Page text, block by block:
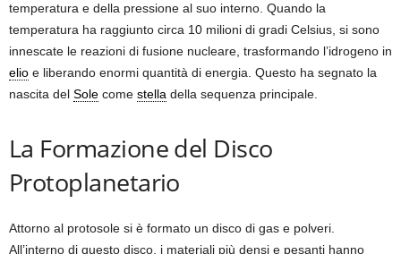
temperatura e della pressione al suo interno. Quando la
temperatura ha raggiunto circa 10 milioni di gradi Celsius, si sono
innescate le reazioni di fusione nucleare, trasformando l’idrogeno in
elio e liberando enormi quantità di energia. Questo ha segnato la
nascita del Sole come stella della sequenza principale.
La Formazione del Disco
Protoplanetario
Attorno al protosole si è formato un disco di gas e polveri.
All’interno di questo disco, i materiali più densi e pesanti hanno